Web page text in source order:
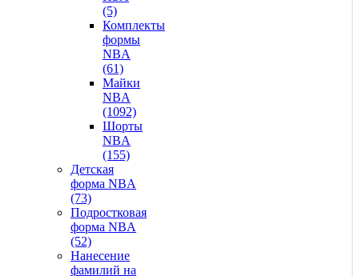
(5)
Комплекты
формы
NBA
(61)
Майки
NBA
(1092)
Шорты
NBA
(155)
Детская
форма NBA
(73)
Подростковая
форма NBA
(52)
Нанесение
фамилий на